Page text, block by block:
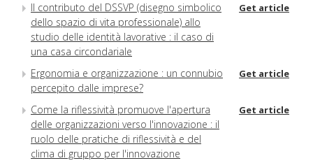
Il contributo del DSSVP (disegno simbolico
dello spazio di vita professionale) allo
studio delle identità lavorative : il caso di
una casa circondariale
Get article
Ergonomia e organizzazione : un connubio
percepito dalle imprese?
Get article
Come la riflessività promuove l'apertura
delle organizzazioni verso l'innovazione : il
ruolo delle pratiche di riflessività e del
clima di gruppo per l'innovazione
Get article